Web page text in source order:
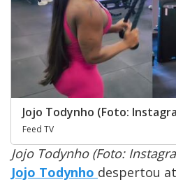
Jojo Todynho (Foto:
Feed TV
Jojo Todynho (Foto:
Jojo Todynho despertou